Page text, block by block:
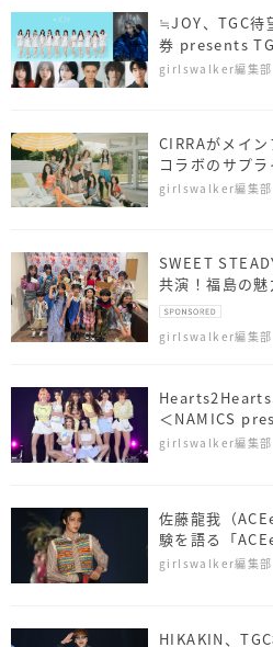
≒JOY、TGC待
券 presents
girlswalker編集部
CIRRAがメイ
コラボのサプ
presents TGC
girlswalker編集部
SWEET
共演！福島の
ト
girlswalker編集部
Hearts2Hearts
＜NAMICS
girlswalker編集部
佐藤⿓我（
験を語る「
＜NAMICS
girlswalker編集部
HIKAKIN、